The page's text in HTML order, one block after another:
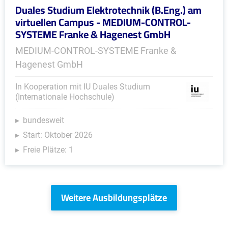
Duales Studium Elektrotechnik (B.Eng.) am
virtuellen Campus - MEDIUM-CONTROL-
SYSTEME Franke & Hagenest GmbH
MEDIUM-CONTROL-SYSTEME Franke &
Hagenest GmbH
In Kooperation mit IU Duales Studium
(Internationale Hochschule)
bundesweit
Start: Oktober 2026
Freie Plätze: 1
Weitere Ausbildungsplätze